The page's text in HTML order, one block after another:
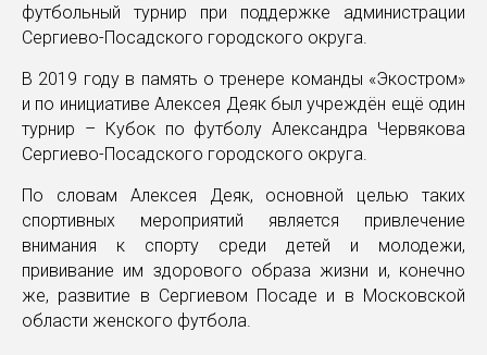
футбольный турнир при поддержке администрации
Сергиево-Посадского городского округа.
В 2019 году в память о тренере команды «Экостром»
и по инициативе Алексея Деяк был учреждён ещё один
турнир – Кубок по футболу Александра Червякова
Сергиево-Посадского городского округа.
По словам Алексея Деяк, основной целью таких
спортивных мероприятий является привлечение
внимания к спорту среди детей и молодежи,
прививание им здорового образа жизни и, конечно
же, развитие в Сергиевом Посаде и в Московской
области женского футбола.